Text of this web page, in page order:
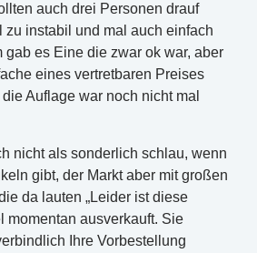
auch drei Personen drauf
zu instabil und mal auch einfach
gab es Eine die zwar ok war, aber
eines vertretbaren Preises
Auflage war noch nicht mal
nicht als sonderlich schlau, wenn
gibt, der Markt aber mit großen
da lauten „Leider ist diese
momentan ausverkauft. Sie
Ihre Vorbestellung